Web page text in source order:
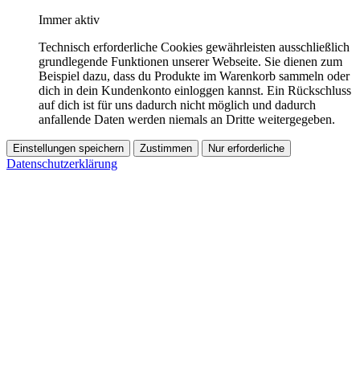
Immer aktiv
Technisch erforderliche Cookies gewährleisten ausschließlich
grundlegende Funktionen unserer Webseite. Sie dienen zum
Beispiel dazu, dass du Produkte im Warenkorb sammeln oder
dich in dein Kundenkonto einloggen kannst. Ein Rückschluss
auf dich ist für uns dadurch nicht möglich und dadurch
anfallende Daten werden niemals an Dritte weitergegeben.
Einstellungen speichern Zustimmen Nur erforderliche
Datenschutzerklärung